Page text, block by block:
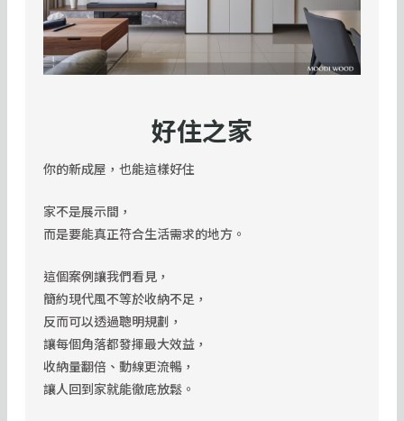
好住之家
你的新成屋，也能這樣好住
家不是展示間，
而是要能真正符合生活需求的地方。
這個案例讓我們看見，
簡約現代風不等於收納不足，
反而可以透過聰明規劃，
讓每個角落都發揮最大效益，
收納量翻倍、動線更流暢，
讓人回到家就能徹底放鬆。